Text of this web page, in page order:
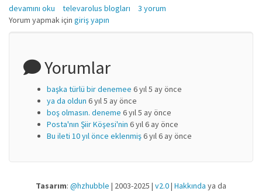
Hayal Dergisi 21 hakkında
devamını oku televarolus blogları
3 yorum
Yorum yapmak için giriş yapın
Yorumlar
başka türlü bir denemee 6 yıl 5 ay önce
ya da oldun 6 yıl 5 ay önce
boş olmasın. deneme 6 yıl 5 ay önce
Posta'nın Şiir Köşesi'nin 6 yıl 6 ay önce
Bu ileti 10 yıl önce eklenmiş6 yıl 6 ay önce
Tasarım: @hzhubble | 2003-2025 | v2.0| Hakkında ya da